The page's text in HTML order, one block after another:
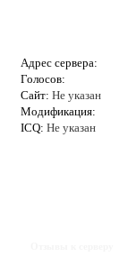
Адрес сервера:
Голосов:
Сайт: Не указан
Модификация:
ICQ: Не указан